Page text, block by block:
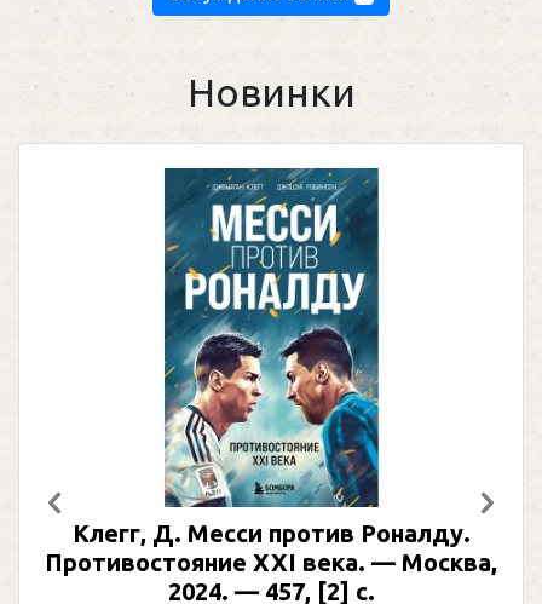
Новинки
Клегг, Д. Месси против Роналду.
Противостояние XXI века. — Москва,
2024. — 457, [2] с.
Предыдущий